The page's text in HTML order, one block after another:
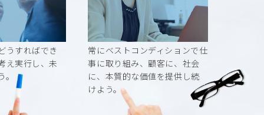
うすればでき
え実行し、未
常にベストコンディションで仕
事に取り組み、顧客に、社会
に、本質的な価値を提供し続
けよう。